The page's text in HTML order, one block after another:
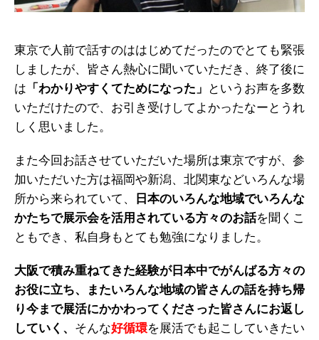
東京で人前で話すのははじめてだったのでとても緊張
しましたが、皆さん熱心に聞いていただき、終了後に
は 「わかりやすくてためになった」
というお声を多数
いただけたので、お引き受けしてよかったなーとうれ
しく思いました。
また今回お話させていただいた場所は東京ですが、参
加いただいた方は福岡や新潟、北関東などいろんな場
所から来られていて、
日本のいろんな地域でいろんな
かたちで展示会を活用されている方々のお話を聞くこ
ともでき、私自身もとても勉強になりました。
大阪で積み重ねてきた経験が日本中でがんばる方々の
お役に立ち、またいろんな地域の皆さんの話を持ち帰
り今まで展活にかかわってくださった皆さんにお返し
していく、 そんな好循環を展活でも起こしていきたい